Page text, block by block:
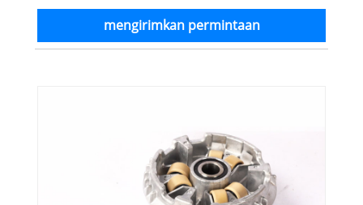
mengirimkan permintaan